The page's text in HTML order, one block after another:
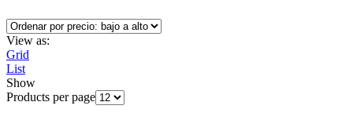
View as:
Grid
List
Show
Products per page